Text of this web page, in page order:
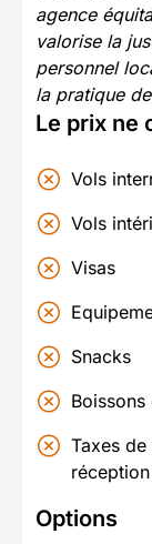
agence
valorise la
personnel
la pratique
Le prix ne
Vols
Vols
Visas
Snacks
Taxes
Options